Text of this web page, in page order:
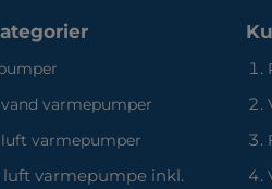
varmepumper
varmepumper
varmepumpe inkl.